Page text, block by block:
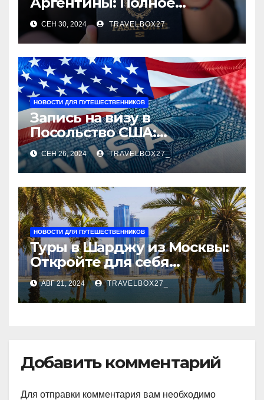
руководство
СЕН 30, 2024 TRAVELBOX27_
НОВОСТИ ДЛЯ ПУТЕШЕСТВЕННИКОВ
Запись на визу в
Посольство США:
Пошаговое руководство
СЕН 26, 2024 TRAVELBOX27_
НОВОСТИ ДЛЯ ПУТЕШЕСТВЕННИКОВ
Туры в Шарджу из Москвы:
Откройте для себя
культурное сердце ОАЭ
АВГ 21, 2024 TRAVELBOX27_
Добавить комментарий
Для отправки комментария вам необходимо